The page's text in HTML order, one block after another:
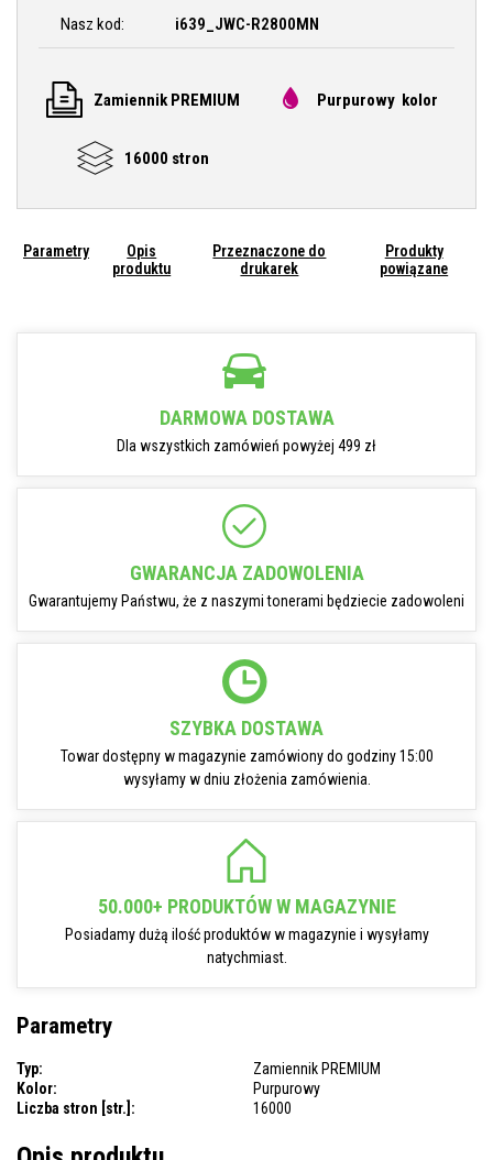
Nasz kod:
i639_JWC-R2800MN
Zamiennik PREMIUM Purpurowy kolor
16000 stron
Parametry
Opis
produktu
Przeznaczone do
drukarek
Produkty
powiązane
DARMOWA DOSTAWA
Dla wszystkich zamówień powyżej 499 zł
GWARANCJA ZADOWOLENIA
Gwarantujemy Państwu, że z naszymi tonerami będziecie zadowoleni
SZYBKA DOSTAWA
Towar dostępny w magazynie zamówiony do godziny 15:00
wysyłamy w dniu złożenia zamówienia.
50.000+ PRODUKTÓW W MAGAZYNIE
Posiadamy dużą ilość produktów w magazynie i wysyłamy
natychmiast.
Parametry
Typ:
Zamiennik PREMIUM
Kolor:
Purpurowy
Liczba stron [str.]:
16000